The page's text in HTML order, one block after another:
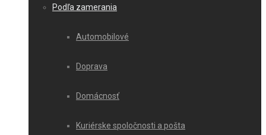
Podľa zamerania
Automobilové
Doprava
Domácnosť
Kuriérske spoločnosti a pošta